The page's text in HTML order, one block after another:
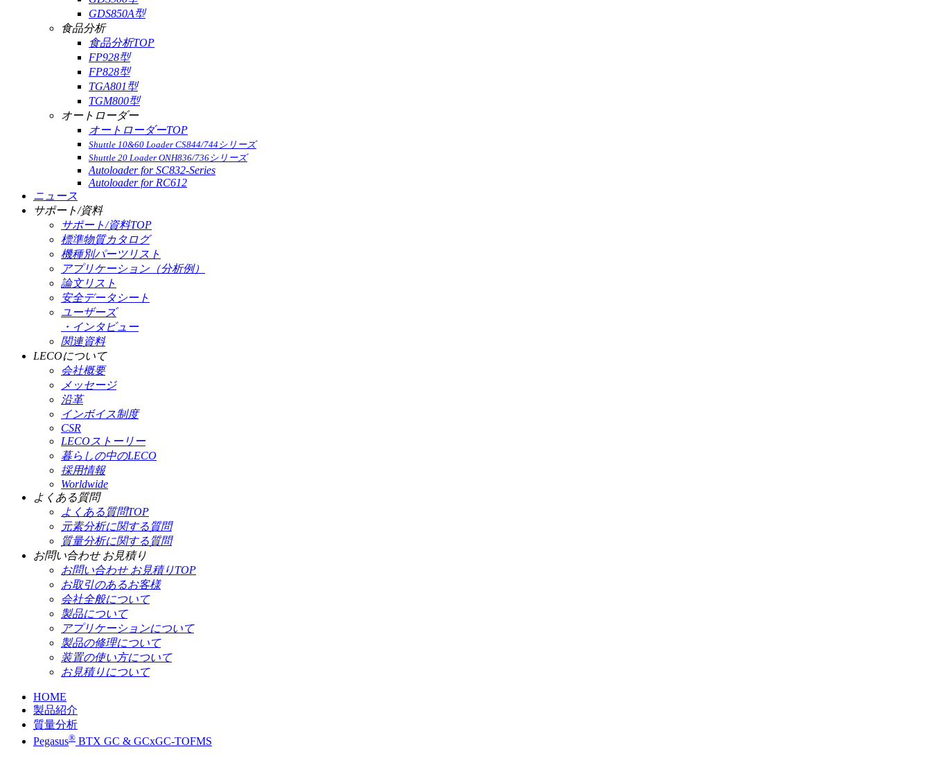
GDS850A型
食品分析
食品分析TOP
FP928型
FP828型
TGA801型
TGM800型
オートローダー
オートローダーTOP
Shuttle 10&60 Loader CS844/744シリーズ
Shuttle 20 Loader ONH836/736シリーズ
Autoloader for SC832-Series
Autoloader for RC612
ニュース
サポート/資料
サポート/資料TOP
標準物質カタログ
機種別パーツリスト
アプリケーション（分析例）
論文リスト
安全データシート
ユーザーズ
・インタビュー
関連資料
LECOについて
会社概要
メッセージ
沿革
インボイス制度
CSR
LECOストーリー
暮らしの中のLECO
採用情報
Worldwide
よくある質問
よくある質問TOP
元素分析に関する質問
質量分析に関する質問
お問い合わせ お見積り
お問い合わせ お見積りTOP
お取引のあるお客様
会社全般について
製品について
アプリケーションについて
製品の修理について
装置の使い方について
お見積りについて
HOME
製品紹介
質量分析
Pegasus® BTX GC & GCxGC-TOFMS